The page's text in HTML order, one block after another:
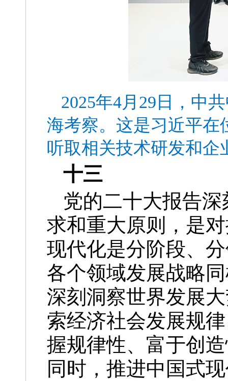
2025年4月29日，中
海考察。这是习近平在
听取相关技术研发和
十三
党的二十大报告
求和重大原则，是
现代化是分阶段、
各个领域发展战略
深刻洞察世界发展
索经济社会发展规
握规律性、富于创
同时，推进中国式